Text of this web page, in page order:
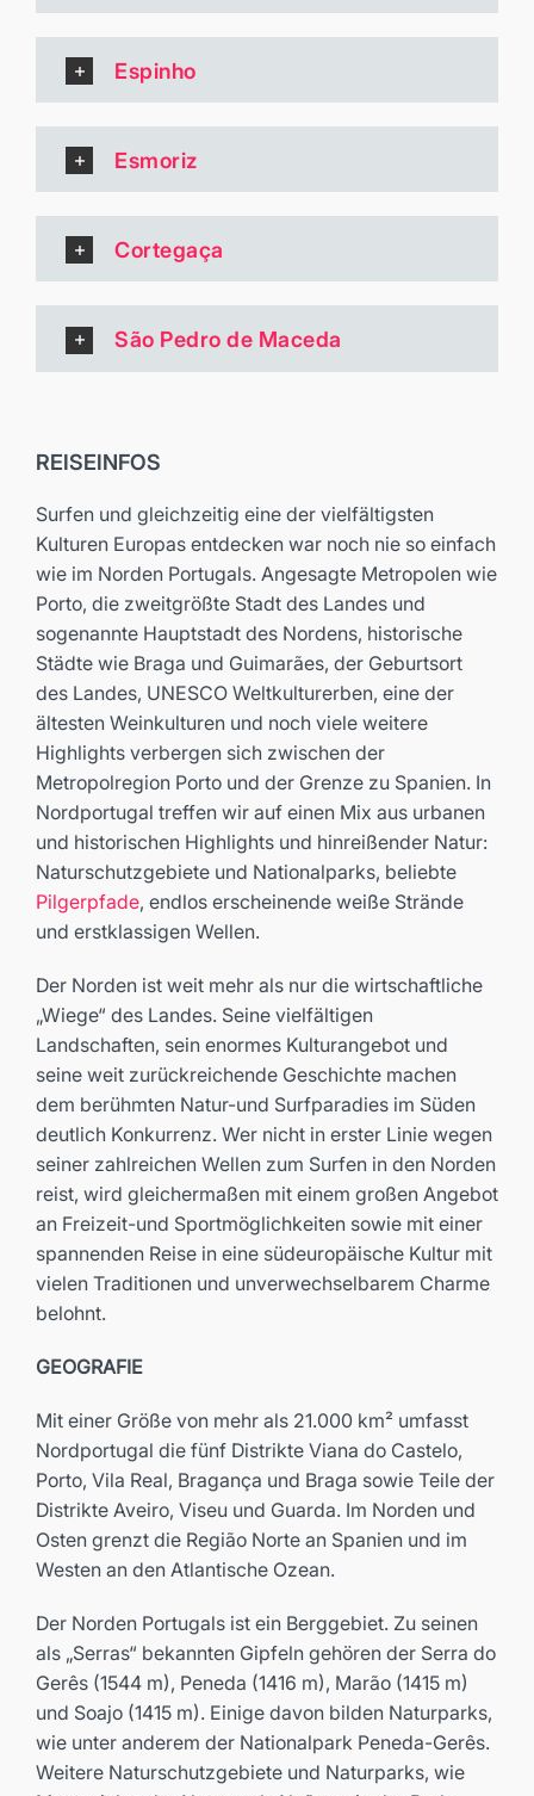
Espinho
Esmoriz
Cortegaça
São Pedro de Maceda
REISEINFOS
Surfen und gleichzeitig eine der vielfältigsten
Kulturen Europas entdecken war noch nie so einfach
wie im Norden Portugals. Angesagte Metropolen wie
Porto, die zweitgrößte Stadt des Landes und
sogenannte Hauptstadt des Nordens, historische
Städte wie Braga und Guimarães, der Geburtsort
des Landes, UNESCO Weltkulturerben, eine der
ältesten Weinkulturen und noch viele weitere
Highlights verbergen sich zwischen der
Metropolregion Porto und der Grenze zu Spanien. In
Nordportugal treffen wir auf einen Mix aus urbanen
und historischen Highlights und hinreißender Natur:
Naturschutzgebiete und Nationalparks, beliebte
Pilgerpfade, endlos erscheinende weiße Strände
und erstklassigen Wellen.
Der Norden ist weit mehr als nur die wirtschaftliche
„Wiege“ des Landes. Seine vielfältigen
Landschaften, sein enormes Kulturangebot und
seine weit zurückreichende Geschichte machen
dem berühmten Natur-und Surfparadies im Süden
deutlich Konkurrenz. Wer nicht in erster Linie wegen
seiner zahlreichen Wellen zum Surfen in den Norden
reist, wird gleichermaßen mit einem großen Angebot
an Freizeit-und Sportmöglichkeiten sowie mit einer
spannenden Reise in eine südeuropäische Kultur mit
vielen Traditionen und unverwechselbarem Charme
belohnt.
GEOGRAFIE
Mit einer Größe von mehr als 21.000 km² umfasst
Nordportugal die fünf Distrikte Viana do Castelo,
Porto, Vila Real, Bragança und Braga sowie Teile der
Distrikte Aveiro, Viseu und Guarda. Im Norden und
Osten grenzt die Região Norte an Spanien und im
Westen an den Atlantische Ozean.
Der Norden Portugals ist ein Berggebiet. Zu seinen
als „Serras“ bekannten Gipfeln gehören der Serra do
Gerês (1544 m), Peneda (1416 m), Marão (1415 m)
und Soajo (1415 m). Einige davon bilden Naturparks,
wie unter anderem der Nationalpark Peneda-Gerês.
Weitere Naturschutzgebiete und Naturparks, wie